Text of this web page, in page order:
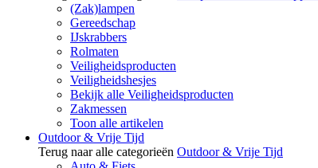
(Zak)lampen
Gereedschap
IJskrabbers
Rolmaten
Veiligheidsproducten
Veiligheidshesjes
Bekijk alle Veiligheidsproducten
Zakmessen
Toon alle artikelen
Outdoor & Vrije Tijd
Terug naar alle categorieën Outdoor & Vrije Tijd